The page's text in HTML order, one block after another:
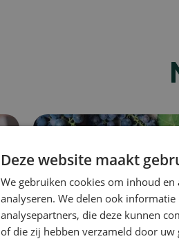
Deze website maakt
We gebruiken cookies om inhoud
analyseren. We delen ook
analysepartners, die deze kunnen
of die zij hebben verzameld door